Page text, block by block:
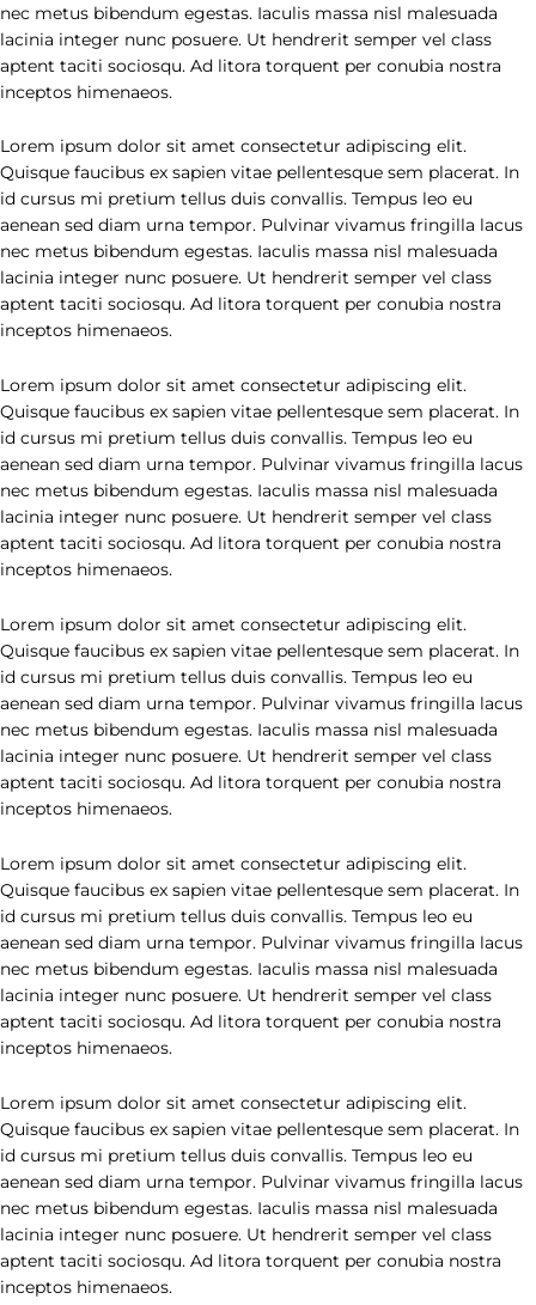
nec metus bibendum egestas. Iaculis massa nisl malesuada
lacinia integer nunc posuere. Ut hendrerit semper vel class
aptent taciti sociosqu. Ad litora torquent per conubia nostra
inceptos himenaeos.
Lorem ipsum dolor sit amet consectetur adipiscing elit.
Quisque faucibus ex sapien vitae pellentesque sem placerat. In
id cursus mi pretium tellus duis convallis. Tempus leo eu
aenean sed diam urna tempor. Pulvinar vivamus fringilla lacus
nec metus bibendum egestas. Iaculis massa nisl malesuada
lacinia integer nunc posuere. Ut hendrerit semper vel class
aptent taciti sociosqu. Ad litora torquent per conubia nostra
inceptos himenaeos.
Lorem ipsum dolor sit amet consectetur adipiscing elit.
Quisque faucibus ex sapien vitae pellentesque sem placerat. In
id cursus mi pretium tellus duis convallis. Tempus leo eu
aenean sed diam urna tempor. Pulvinar vivamus fringilla lacus
nec metus bibendum egestas. Iaculis massa nisl malesuada
lacinia integer nunc posuere. Ut hendrerit semper vel class
aptent taciti sociosqu. Ad litora torquent per conubia nostra
inceptos himenaeos.
Lorem ipsum dolor sit amet consectetur adipiscing elit.
Quisque faucibus ex sapien vitae pellentesque sem placerat. In
id cursus mi pretium tellus duis convallis. Tempus leo eu
aenean sed diam urna tempor. Pulvinar vivamus fringilla lacus
nec metus bibendum egestas. Iaculis massa nisl malesuada
lacinia integer nunc posuere. Ut hendrerit semper vel class
aptent taciti sociosqu. Ad litora torquent per conubia nostra
inceptos himenaeos.
Lorem ipsum dolor sit amet consectetur adipiscing elit.
Quisque faucibus ex sapien vitae pellentesque sem placerat. In
id cursus mi pretium tellus duis convallis. Tempus leo eu
aenean sed diam urna tempor. Pulvinar vivamus fringilla lacus
nec metus bibendum egestas. Iaculis massa nisl malesuada
lacinia integer nunc posuere. Ut hendrerit semper vel class
aptent taciti sociosqu. Ad litora torquent per conubia nostra
inceptos himenaeos.
Lorem ipsum dolor sit amet consectetur adipiscing elit.
Quisque faucibus ex sapien vitae pellentesque sem placerat. In
id cursus mi pretium tellus duis convallis. Tempus leo eu
aenean sed diam urna tempor. Pulvinar vivamus fringilla lacus
nec metus bibendum egestas. Iaculis massa nisl malesuada
lacinia integer nunc posuere. Ut hendrerit semper vel class
aptent taciti sociosqu. Ad litora torquent per conubia nostra
inceptos himenaeos.